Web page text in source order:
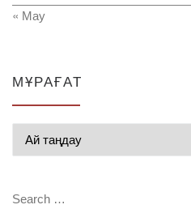
« Мау
МҰРАҒАТ
SEARCH